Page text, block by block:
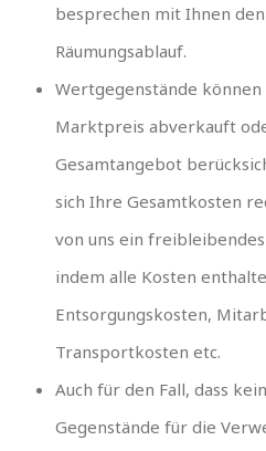
besprechen mit Ihnen
Räumungsablauf.
Wertgegenstände können
Marktpreis abverkauft
Gesamtangebot
sich Ihre Gesamtkosten
von uns ein
indem alle Kosten
Entsorgungskosten,
Transportkosten etc.
Auch für den Fall, dass
Gegenstände für die